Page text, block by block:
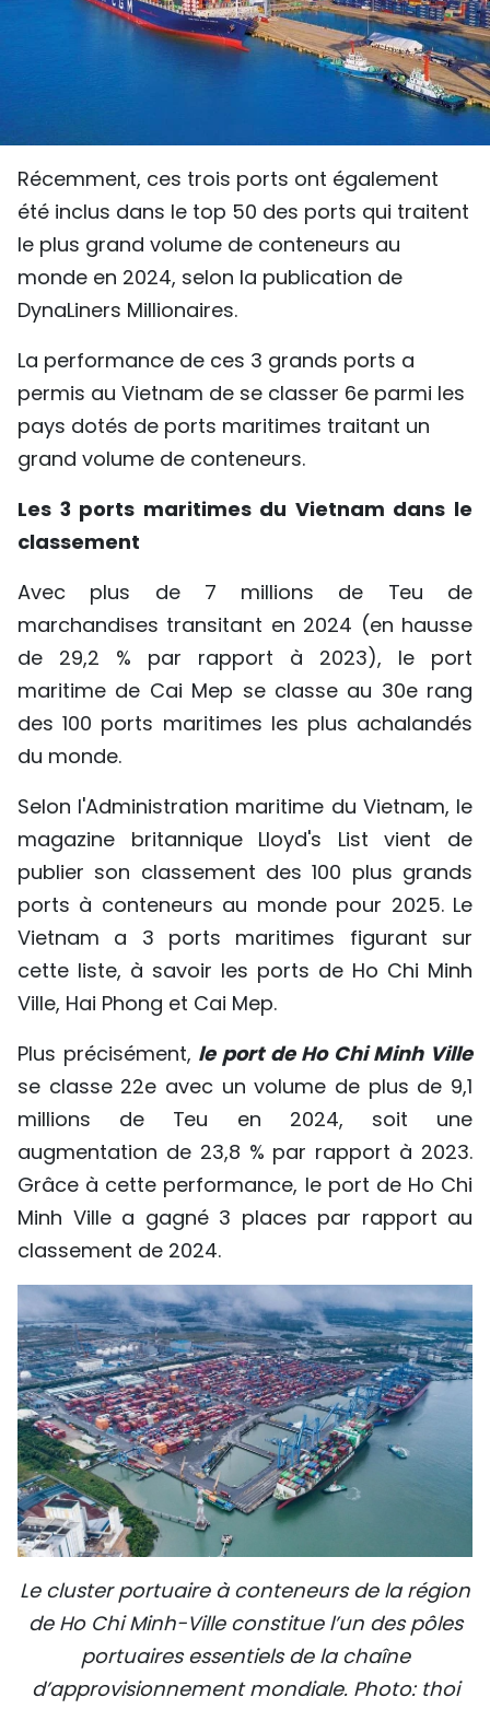
INFOGRAPHIE
VIDÉO
À PROPOS DU "PEUPLE"
TIẾNG VIỆT
ENGLISH
中文
РУССКИЙ
Récemment, ces trois ports ont également
été inclus dans le top 50 des ports qui traitent
le plus grand volume de conteneurs au
monde en 2024, selon la publication de
DynaLiners Millionaires.
La performance de ces 3 grands ports a
permis au Vietnam de se classer 6e parmi les
pays dotés de ports maritimes traitant un
grand volume de conteneurs.
Les 3 ports maritimes du Vietnam dans le
classement
Avec plus de 7 millions de Teu de
marchandises transitant en 2024 (en hausse
de 29,2 % par rapport à 2023), le port
maritime de Cai Mep se classe au 30e rang
des 100 ports maritimes les plus achalandés
du monde.
Selon l'Administration maritime du Vietnam, le
magazine britannique Lloyd's List vient de
publier son classement des 100 plus grands
ports à conteneurs au monde pour 2025. Le
Vietnam a 3 ports maritimes figurant sur
cette liste, à savoir les ports de Ho Chi Minh
Ville, Hai Phong et Cai Mep.
Plus précisément, le port de Ho Chi Minh Ville
se classe 22e avec un volume de plus de 9,1
millions de Teu en 2024, soit une
augmentation de 23,8 % par rapport à 2023.
Grâce à cette performance, le port de Ho Chi
Minh Ville a gagné 3 places par rapport au
classement de 2024.
Le cluster portuaire à conteneurs de la région
de Ho Chi Minh-Ville constitue l’un des pôles
portuaires essentiels de la chaîne
d’approvisionnement mondiale. Photo: thoi